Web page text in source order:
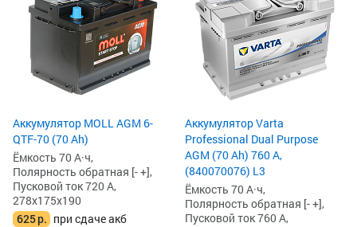
Аккумулятор MOLL AGM 6-
QTF-70 (70 Ah)
Ёмкость 70 А·ч,
Полярность обратная [- +],
Пусковой ток 720 А,
278x175x190
625р. при сдаче акб
Аккумулятор Varta
Professional Dual Purpose
AGM (70 Ah) 760 А,
(840070076) L3
Ёмкость 70 А·ч,
Полярность обратная [- +],
Пусковой ток 760 А,